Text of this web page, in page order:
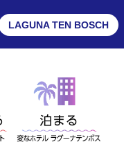
報
LAGUNA TEN BOSCH